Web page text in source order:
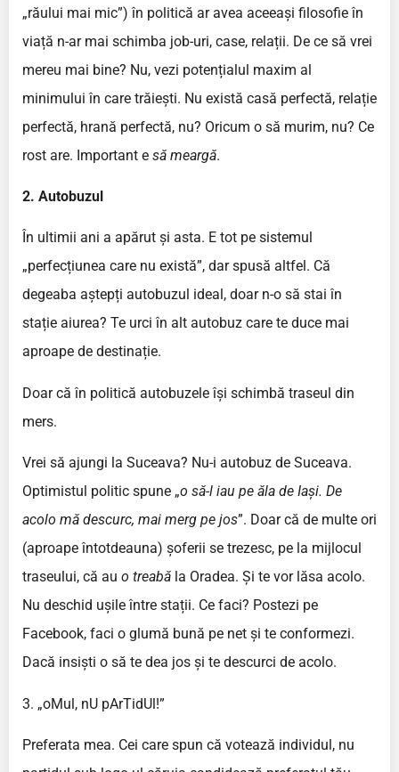
„răului mai mic”) în politică ar avea aceeași filosofie în
viață n-ar mai schimba job-uri, case, relații. De ce să vrei
mereu mai bine? Nu, vezi potențialul maxim al
minimului în care trăiești. Nu există casă perfectă, relație
perfectă, hrană perfectă, nu? Oricum o să murim, nu? Ce
rost are. Important e să meargă.
2. Autobuzul
În ultimii ani a apărut și asta. E tot pe sistemul
„perfecțiunea care nu există”, dar spusă altfel. Că
degeaba aștepți autobuzul ideal, doar n-o să stai în
stație aiurea? Te urci în alt autobuz care te duce mai
aproape de destinație.
Doar că în politică autobuzele își schimbă traseul din
mers.
Vrei să ajungi la Suceava? Nu-i autobuz de Suceava.
Optimistul politic spune „o să-l iau pe ăla de Iași. De
acolo mă descurc, mai merg pe jos”. Doar că de multe ori
(aproape întotdeauna) șoferii se trezesc, pe la mijlocul
traseului, că au o treabă la Oradea. Și te vor lăsa acolo.
Nu deschid ușile între stații. Ce faci? Postezi pe
Facebook, faci o glumă bună pe net și te conformezi.
Dacă insiști o să te dea jos și te descurci de acolo.
3. „oMul, nU pArTidUl!”
Preferata mea. Cei care spun că votează individul, nu